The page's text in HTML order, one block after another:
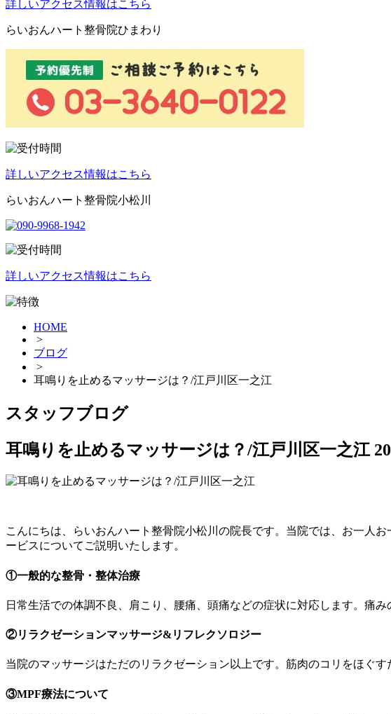
詳しいアクセス情報はこちら
らいおんハート整骨院ひまわり
詳しいアクセス情報はこちら
らいおんハート整骨院小松川
詳しいアクセス情報はこちら
HOME
>
ブログ
>
耳鳴りを止めるマッサージは？/江戸川区一之江
スタッフブログ
耳鳴りを止めるマッサージは？/江戸川区一之江
こんにちは、らいおんハート整骨院小松川の院長です。当院では、お一人
ービスについてご説明いたします。
①一般的な整骨・整体治療
日常生活での体調不良、肩こり、腰痛、頭痛などの症状に対応します。痛
②リラクゼーションマッサージ&リフレクソロジー
当院のマッサージはただのリラクゼーション以上です。筋肉のコリをほぐ
③MPF療法について